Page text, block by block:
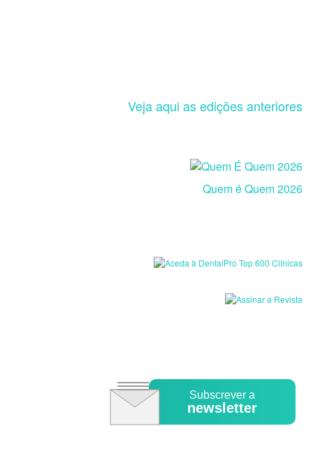
Veja aqui as edições anteriores
Quem é Quem 2026
Subscrever a
newsletter